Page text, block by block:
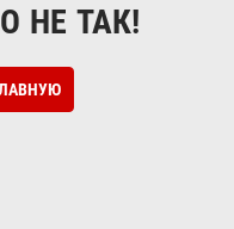
НЕ ТАК!